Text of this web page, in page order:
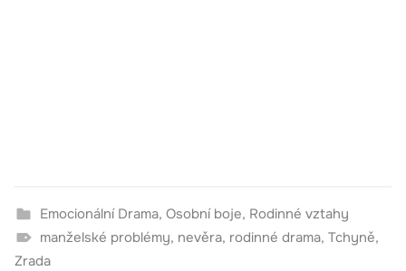
Emocionální Drama, Osobní boje, Rodinné vztahy
manželské problémy, nevěra, rodinné drama, Tchyně,
Zrada